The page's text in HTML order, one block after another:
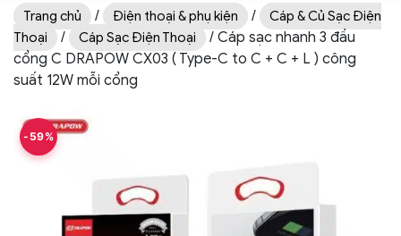
Trang chủ / Điện thoại & phụ kiện /
Cáp & Củ Sạc Điện
Thoại
/ Cáp Sạc Điện Thoại
/ Cáp sạc nhanh 3 đầu
cổng C DRAPOW CX03 ( Type-C to C + C + L ) công
suất 12W mỗi cổng
-59%